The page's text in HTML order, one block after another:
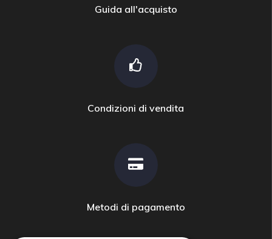
Guida all'acquisto
Condizioni di vendita
Metodi di pagamento